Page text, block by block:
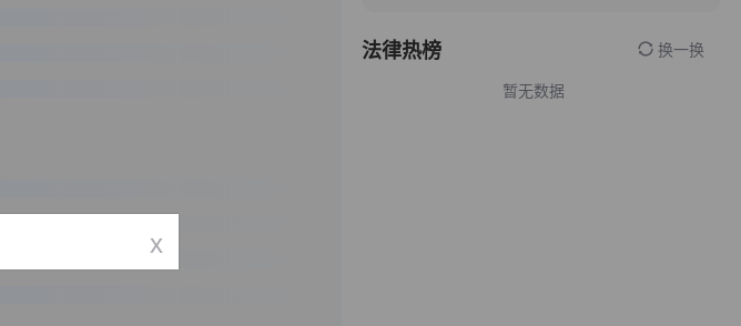
法律热榜 换一换
暂无数据
x